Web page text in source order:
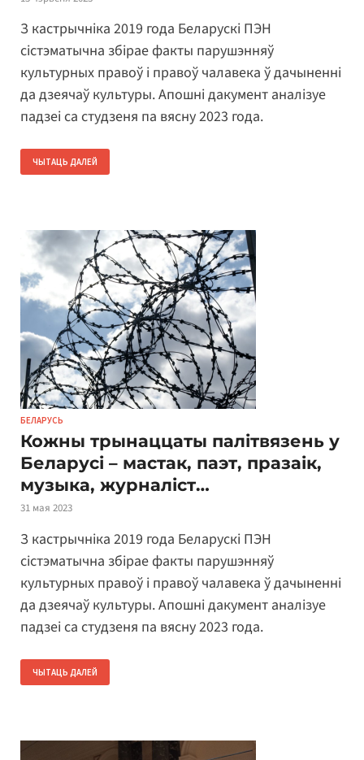
З кастрычніка 2019 года Беларускі ПЭН
сістэматычна збірае факты парушэнняў
культурных правоў і правоў чалавека ў дачыненні
да дзеячаў культуры. Апошні дакумент аналізуе
падзеі са студзеня па вясну 2023 года.
ЧЫТАЦЬ ДАЛЕЙ
БЕЛАРУСЬ
Кожны трынаццаты палітвязень у
Беларусі – мастак, паэт, празаік,
музыка, журналіст…
31 мая 2023
З кастрычніка 2019 года Беларускі ПЭН
сістэматычна збірае факты парушэнняў
культурных правоў і правоў чалавека ў дачыненні
да дзеячаў культуры. Апошні дакумент аналізуе
падзеі са студзеня па вясну 2023 года.
ЧЫТАЦЬ ДАЛЕЙ